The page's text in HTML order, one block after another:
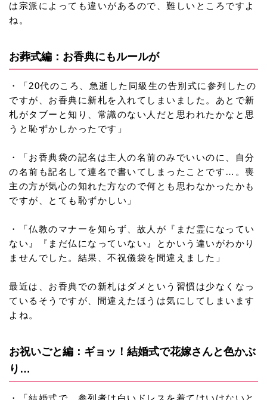
は宗派によっても違いがあるので、難しいところですよ
ね。
お葬式編：お香典にもルールが
・「20代のころ、急逝した同級生の告別式に参列したの
ですが、お香典に新札を入れてしまいました。あとで新
札がタブーと知り、常識のない人だと思われたかなと思
うと恥ずかしかったです」
・「お香典袋の記名は主人の名前のみでいいのに、自分
の名前も記名して連名で書いてしまったことです…。喪
主の方が気心の知れた方なので何とも思わなかったかも
ですが、とても恥ずかしい」
・「仏教のマナーを知らず、故人が『まだ霊になってい
ない』『まだ仏になっていない』とかいう違いがわかり
ませんでした。結果、不祝儀袋を間違えました」
最近は、お香典での新札はダメという習慣は少なくなっ
ているそうですが、間違えたほうは気にしてしまいます
よね。
お祝いごと編：ギョッ！結婚式で花嫁さんと色かぶ
り…